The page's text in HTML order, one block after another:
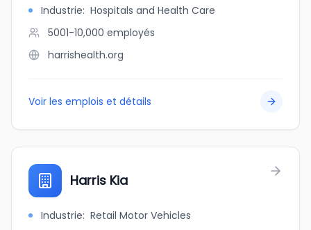
Industrie: Hospitals and Health Care
5001-10,000 employés
harrishealth.org
Voir les emplois et détails
Harris Kia
Industrie: Retail Motor Vehicles